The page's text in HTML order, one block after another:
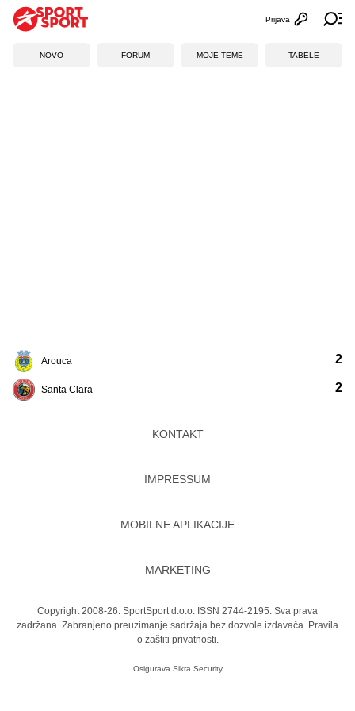
Otvori
Prijava
NOVO FORUM MOJE TEME TABELE
Arouca
Santa Clara
2
2
KONTAKT
IMPRESSUM
MOBILNE APLIKACIJE
MARKETING
Copyright 2008-26. SportSport d.o.o. ISSN 2744-2195. Sva prava
zadržana. Zabranjeno preuzimanje sadržaja bez dozvole izdavača. Pravila
o zaštiti privatnosti.
Osigurava Sikra Security